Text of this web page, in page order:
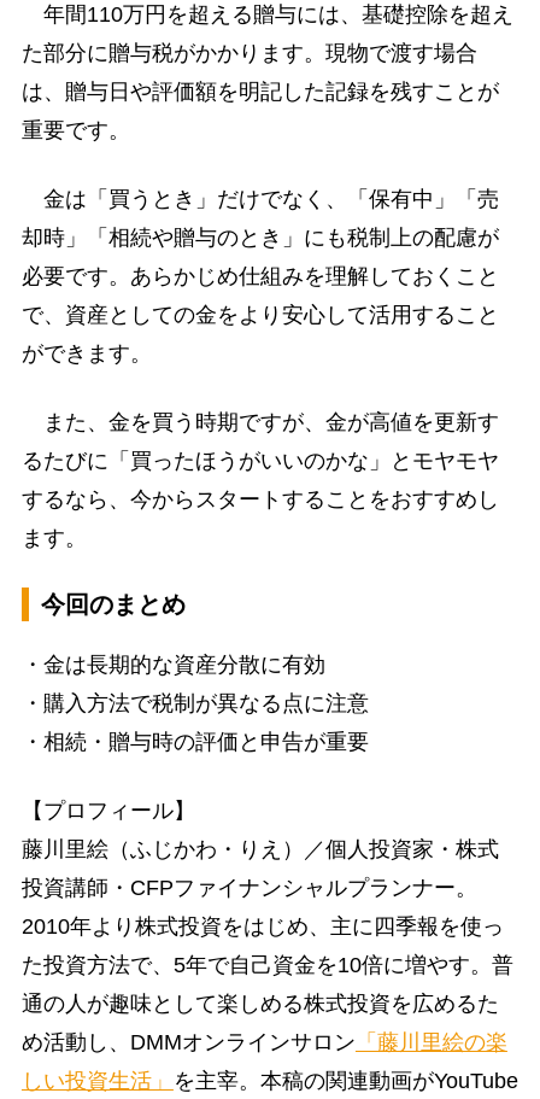
年間110万円を超える贈与には、基礎控除を超え
た部分に贈与税がかかります。現物で渡す場合
は、贈与日や評価額を明記した記録を残すことが
重要です。
金は「買うとき」だけでなく、「保有中」「売
却時」「相続や贈与のとき」にも税制上の配慮が
必要です。あらかじめ仕組みを理解しておくこと
で、資産としての金をより安心して活用すること
ができます。
また、金を買う時期ですが、金が高値を更新す
るたびに「買ったほうがいいのかな」とモヤモヤ
するなら、今からスタートすることをおすすめし
ます。
今回のまとめ
・金は長期的な資産分散に有効
・購入方法で税制が異なる点に注意
・相続・贈与時の評価と申告が重要
【プロフィール】
藤川里絵（ふじかわ・りえ）／個人投資家・株式
投資講師・CFPファイナンシャルプランナー。
2010年より株式投資をはじめ、主に四季報を使っ
た投資方法で、5年で自己資金を10倍に増やす。普
通の人が趣味として楽しめる株式投資を広めるた
め活動し、DMMオンラインサロン 「藤川里絵の楽
しい投資生活」 を主宰。本稿の関連動画がYouTube